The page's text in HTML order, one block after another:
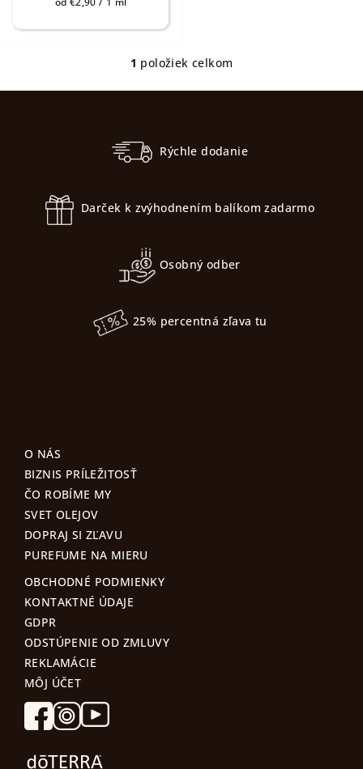
O
v
d
i
e
r
v
y
v
1 položiek celkom
Rýchle dodanie
Darček k zvýhodnením balíkom zadarmo
Osobný odber
25% percentná zľava tu
O NÁS
BIZNIS PRÍLEŽITOSŤ
ČO ROBÍME MY
SVET OLEJOV
DOPRAJ SI ZĽAVU
PUREFUME NA MIERU
OBCHODNÉ PODMIENKY
KONTAKTNÉ ÚDAJE
GDPR
ODSTÚPENIE OD ZMLUVY
REKLAMÁCIE
MÔJ ÚČET